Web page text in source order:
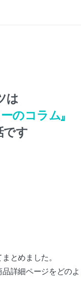
は
のコラム』
です
とめました。
品詳細ページをどの